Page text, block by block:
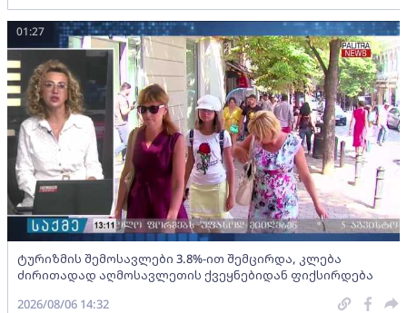
ტურიზმის შემოსავლები 3.8%-ით შემცირდა, კლება
ძირითადად აღმოსავლეთის ქვეყნებიდან ფიქსირდება
01:27
2026/08/06 14:32